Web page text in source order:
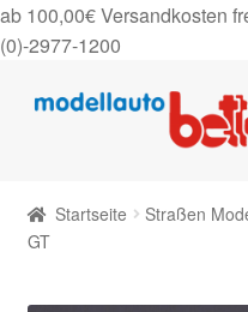
ab 100,00€ Versandkosten
(0)-2977-1200
Zur
Zum
Shop
Startseite Straßen
GT